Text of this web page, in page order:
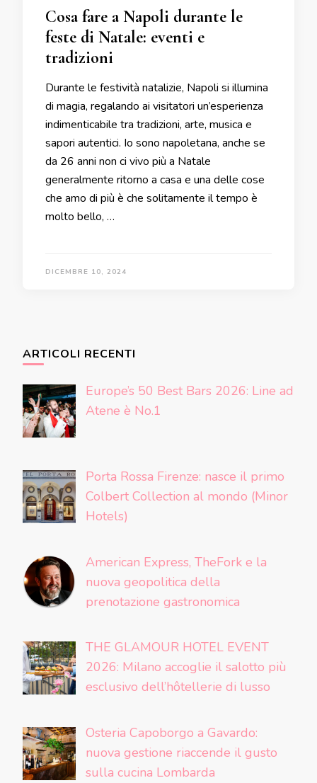
Cosa fare a Napoli durante le
feste di Natale: eventi e
tradizioni
Durante le festività natalizie, Napoli si illumina
di magia, regalando ai visitatori un’esperienza
indimenticabile tra tradizioni, arte, musica e
sapori autentici. Io sono napoletana, anche se
da 26 anni non ci vivo più a Natale
generalmente ritorno a casa e una delle cose
che amo di più è che solitamente il tempo è
molto bello, …
DICEMBRE 10, 2024
ARTICOLI RECENTI
Europe’s 50 Best Bars 2026: Line ad
Atene è No.1
Porta Rossa Firenze: nasce il primo
Colbert Collection al mondo (Minor
Hotels)
American Express, TheFork e la
nuova geopolitica della
prenotazione gastronomica
THE GLAMOUR HOTEL EVENT
2026: Milano accoglie il salotto più
esclusivo dell’hôtellerie di lusso
Osteria Capoborgo a Gavardo:
nuova gestione riaccende il gusto
sulla cucina Lombarda